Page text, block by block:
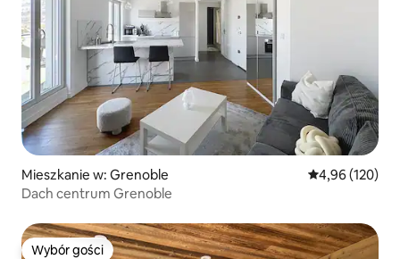
Mieszkanie w: Grenoble Średnia
4,96 (120)
Dach centrum Grenoble
Wybór gości